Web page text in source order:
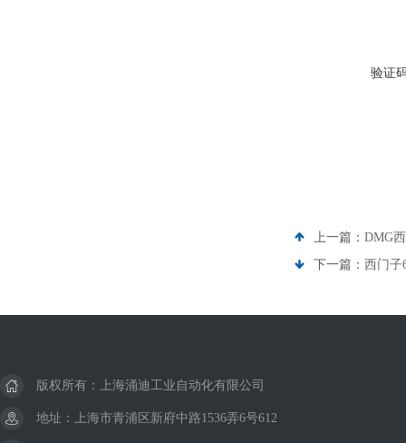
验证
上一篇： DMG
下一篇： 西门子
版权所有：上海涌迪工业自动化有限公司
地址：上海市青浦区新府中路1536弄6号612